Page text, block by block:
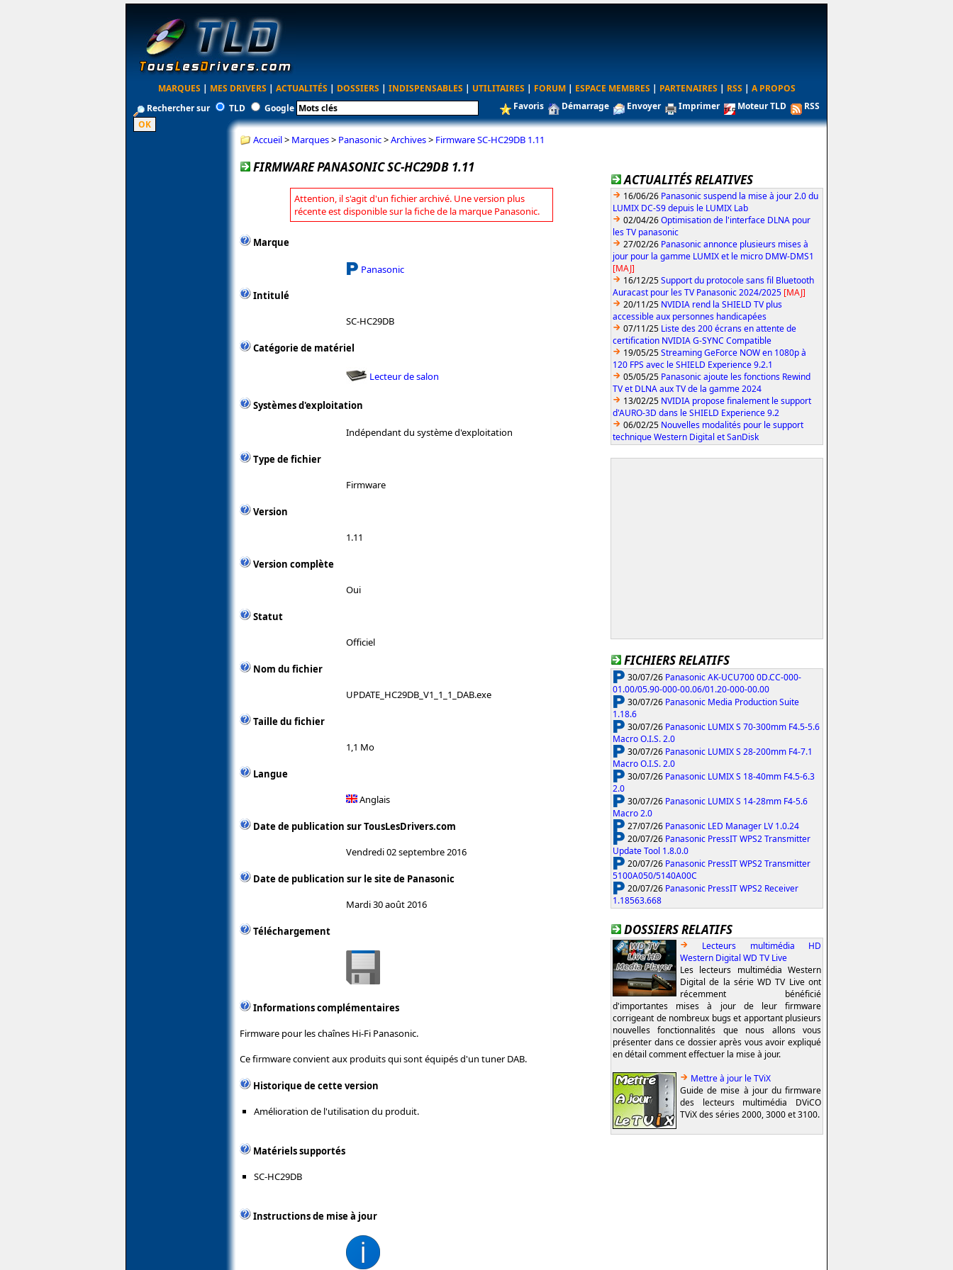
MARQUES | MES DRIVERS | ACTUALITÉS | DOSSIERS | INDISPENSABLES | UTILITAIRES | FORUM | ESPACE MEMBRES | PARTENAIRES | RSS | A PROPOS
Rechercher sur
TLD Google Favoris Démarrage Envoyer Imprimer Moteur TLD RSS
Accueil> Marques> Panasonic>Archives> Firmware SC-HC29DB 1.11
FIRMWARE PANASONIC SC-HC29DB 1.11
Attention, il s'agit d'un fichier archivé. Une version plus
récente est disponible sur la fiche de la marque Panasonic.
Marque
Panasonic
Intitulé
SC-HC29DB
Catégorie de matériel
Lecteur de salon
Systèmes d'exploitation
Indépendant du système d'exploitation
Type de fichier
Firmware
Version
1.11
Version complète
Oui
Statut
Officiel
Nom du fichier
UPDATE_HC29DB_V1_1_1_DAB.exe
Taille du fichier
1,1 Mo
Langue
Anglais
Date de publication sur TousLesDrivers.com
Vendredi 02 septembre 2016
Date de publication sur le site de Panasonic
Mardi 30 août 2016
Téléchargement
Informations complémentaires
Firmware pour les chaînes Hi-Fi Panasonic.
Ce firmware convient aux produits qui sont équipés d'un tuner DAB.
Historique de cette version
Amélioration de l'utilisation du produit.
Matériels supportés
SC-HC29DB
Instructions de mise à jour
ACTUALITÉS RELATIVES
16/06/26 Panasonic suspend la mise à jour 2.0 du
LUMIX DC-S9 depuis le LUMIX Lab
02/04/26Optimisation de l'interface DLNA pour
les TV panasonic
27/02/26 Panasonic annonce plusieurs mises à
jour pour la gamme LUMIX et le micro DMW-DMS1
[MAJ]
16/12/25Support du protocole sans fil Bluetooth
Auracast pour les TV Panasonic 2024/2025 [MAJ]
20/11/25 NVIDIA rend la SHIELD TV plus
accessible aux personnes handicapées
07/11/25 Liste des 200 écrans en attente de
certification NVIDIA G-SYNC Compatible
19/05/25Streaming GeForce NOW en 1080p à
120 FPS avec le SHIELD Experience 9.2.1
05/05/25 Panasonic ajoute les fonctions Rewind
TV et DLNA aux TV de la gamme 2024
13/02/25 NVIDIA propose finalement le support
d'AURO-3D dans le SHIELD Experience 9.2
06/02/25 Nouvelles modalités pour le support
technique Western Digital et SanDisk
FICHIERS RELATIFS
30/07/26 Panasonic AK-UCU700 0D.CC-000-
01.00/05.90-000-00.06/01.20-000-00.00
30/07/26 Panasonic Media Production Suite
1.18.6
30/07/26 Panasonic LUMIX S 70-300mm F4.5-5.6
Macro O.I.S. 2.0
30/07/26 Panasonic LUMIX S 28-200mm F4-7.1
Macro O.I.S. 2.0
30/07/26 Panasonic LUMIX S 18-40mm F4.5-6.3
2.0
30/07/26 Panasonic LUMIX S 14-28mm F4-5.6
Macro 2.0
27/07/26 Panasonic LED Manager LV 1.0.24
20/07/26 Panasonic PressIT WPS2 Transmitter
Update Tool 1.8.0.0
20/07/26 Panasonic PressIT WPS2 Transmitter
5100A050/5140A00C
20/07/26 Panasonic PressIT WPS2 Receiver
1.18563.668
DOSSIERS RELATIFS
Lecteurs multimédia HD
Western Digital WD TV Live
Les lecteurs multimédia Western
Digital de la série WD TV Live ont
récemment bénéficié
d'importantes mises à jour de leur firmware
corrigeant de nombreux bugs et apportant plusieurs
nouvelles fonctionnalités que nous allons vous
présenter dans ce dossier après vous avoir expliqué
en détail comment effectuer la mise à jour.
Mettre à jour le TViX
Guide de mise à jour du firmware
des lecteurs multimédia DViCO
TViX des séries 2000, 3000 et 3100.